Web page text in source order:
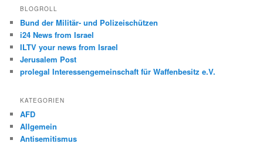
h
n
BLOGROLL
Bund der Militär- und Polizeischützen
i24 News from Israel
ILTV your news from Israel
Jerusalem Post
prolegal Interessengemeinschaft für Waffenbesitz e.V.
KATEGORIEN
AFD
Allgemein
Antisemitismus